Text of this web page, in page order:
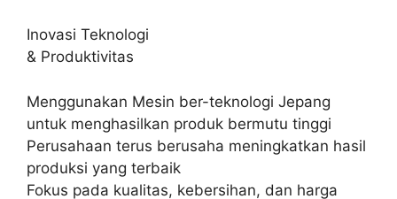
Inovasi Teknologi
& Produktivitas
Menggunakan Mesin ber-teknologi Jepang
untuk menghasilkan produk bermutu tinggi
Perusahaan terus berusaha meningkatkan hasil
produksi yang terbaik
Fokus pada kualitas, kebersihan, dan harga